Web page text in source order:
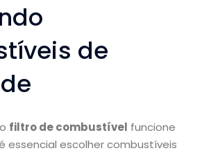
de
filtro de combustível funcione
essencial escolher combustíveis